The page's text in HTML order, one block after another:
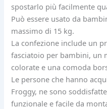
spostarlo più facilmente
Può essere usato da
massimo di 15 kg.
La confezione include un
fasciatoio per bambini, un
colorate e una comoda
Le persone che hanno
Froggy, ne sono
funzionale e facile da